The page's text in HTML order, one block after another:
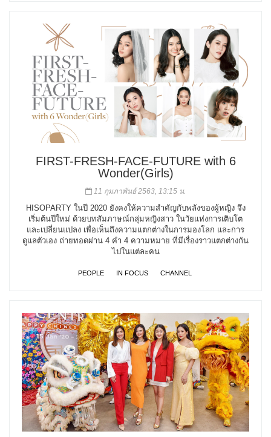
FIRST-FRESH-FACE-FUTURE with 6
Wonder(Girls)
11 กุมภาพันธ์ 2563, 13:15 น.
HISOPARTY ในปี 2020 ยังคงให้ความสำคัญกับพลังของผู้หญิง จึง
เริ่มต้นปีใหม่ ด้วยบทสัมภาษณ์กลุ่มหญิงสาว ในวัยแห่งการเติบโต
และเปลี่ยนแปลง เพื่อเห็นถึงความแตกต่างในการมองโลก และการ
ดูแลตัวเอง ถ่ายทอดผ่าน 4 คำ 4 ความหมาย ที่มีเรื่องราวแตกต่างกัน
ไปในแต่ละคน
PEOPLE IN FOCUS CHANNEL